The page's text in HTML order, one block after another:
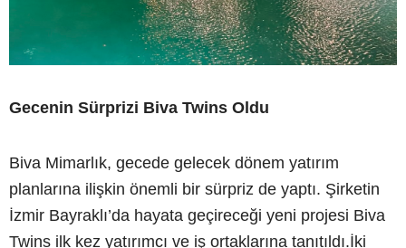
Gecenin Sürprizi Biva Twins Oldu
Biva Mimarlık, gecede gelecek dönem yatırım
planlarına ilişkin önemli bir sürpriz de yaptı. Şirketin
İzmir Bayraklı’da hayata geçireceği yeni projesi Biva
Twins ilk kez yatırımcı ve iş ortaklarına tanıtıldı.İki